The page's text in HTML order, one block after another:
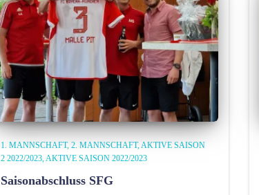
1. MANNSCHAFT 2. MANNSCHAFT AKTIVE SAISON
2 2022/2023 AKTIVE SAISON 2022/2023
Saisonabschluss SFG